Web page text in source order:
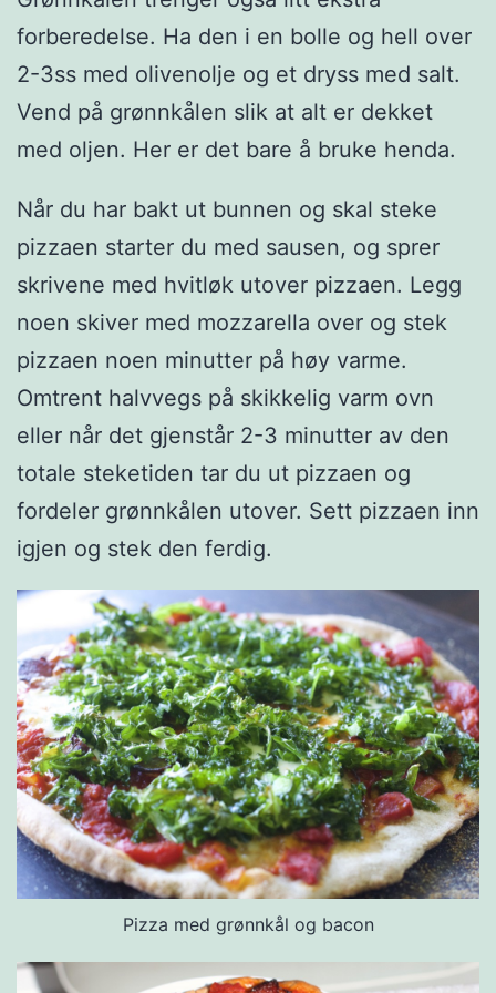
forberedelse. Ha den i en bolle og hell over
2-3ss med olivenolje og et dryss med salt.
Vend på grønnkålen slik at alt er dekket
med oljen. Her er det bare å bruke henda.
Når du har bakt ut bunnen og skal steke
pizzaen starter du med sausen, og sprer
skrivene med hvitløk utover pizzaen. Legg
noen skiver med mozzarella over og stek
pizzaen noen minutter på høy varme.
Omtrent halvvegs på skikkelig varm ovn
eller når det gjenstår 2-3 minutter av den
totale steketiden tar du ut pizzaen og
fordeler grønnkålen utover. Sett pizzaen inn
igjen og stek den ferdig.
Pizza med grønnkål og bacon